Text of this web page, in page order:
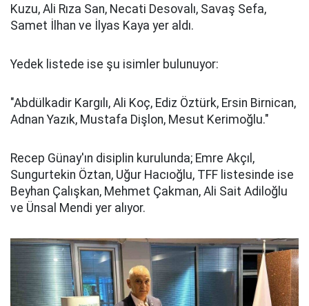
Kuzu, Ali Rıza San, Necati Desovalı, Savaş Sefa,
Samet İlhan ve İlyas Kaya yer aldı.
Yedek listede ise şu isimler bulunuyor:
"Abdülkadir Kargılı, Ali Koç, Ediz Öztürk, Ersin Birnican,
Adnan Yazık, Mustafa Dişlon, Mesut Kerimoğlu."
Recep Günay'ın disiplin kurulunda; Emre Akçıl,
Sungurtekin Öztan, Uğur Hacıoğlu, TFF listesinde ise
Beyhan Çalışkan, Mehmet Çakman, Ali Sait Adiloğlu
ve Ünsal Mendi yer alıyor.